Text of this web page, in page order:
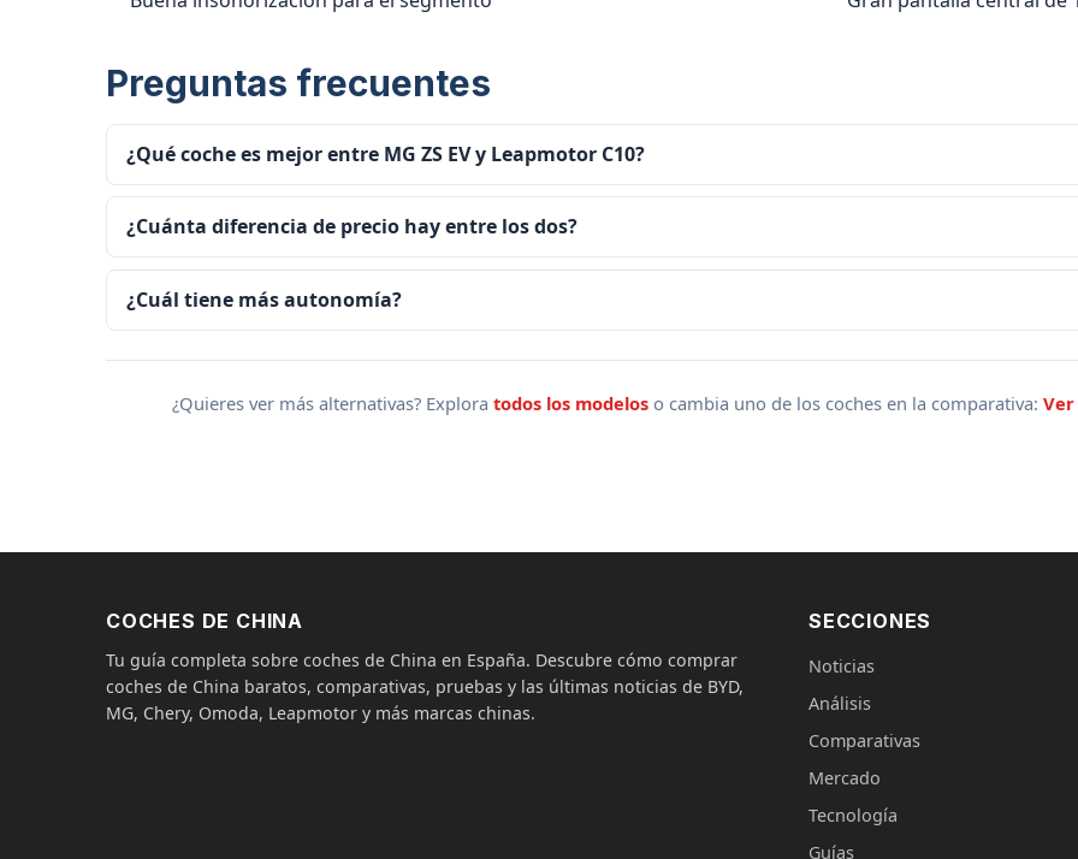
Preguntas frecuentes
¿Qué coche es mejor entre MG ZS EV y Leapmotor C10?
¿Cuánta diferencia de precio hay entre los dos?
¿Cuál tiene más autonomía?
¿Quieres ver más alternativas? Explora todos los modeloso cambia uno de los coches en la comparativa: Ver
COCHES DE CHINA
Tu guía completa sobre coches de China en España. Descubre cómo comprar
coches de China baratos, comparativas, pruebas y las últimas noticias de BYD,
MG, Chery, Omoda, Leapmotor y más marcas chinas.
SECCIONES
Noticias
Análisis
Comparativas
Mercado
Tecnología
Guías